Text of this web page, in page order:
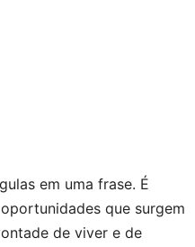
em uma frase. É
que surgem
de viver e de